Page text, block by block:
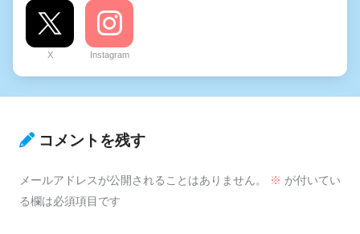
X Instagram
コメントを残す
メールアドレスが公開されることはありません。 ※ が付いてい
る欄は必須項目です